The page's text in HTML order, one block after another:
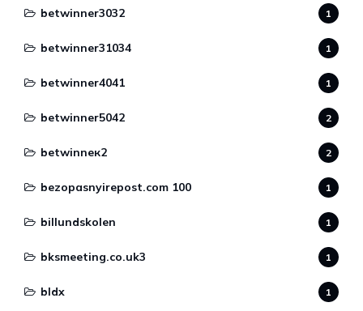
betwinner3032 1
betwinner31034 1
betwinner4041 1
betwinner5042 2
betwinneк2 2
bezopasnyirepost.com 100 1
billundskolen 1
bksmeeting.co.uk3 1
bldx 1